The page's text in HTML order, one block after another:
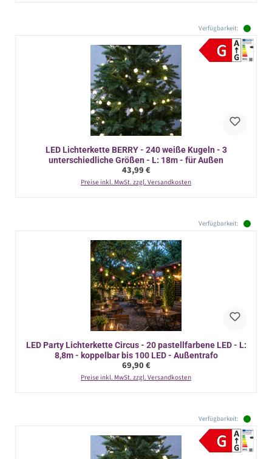
Verfügbarkeit:
LED Lichterkette BERRY - 240 weiße Kugeln - 3
unterschiedliche Größen - L: 18m - für Außen
Regulärer Preis:
43,99 €
Preise inkl. MwSt. zzgl. Versandkosten
Verfügbarkeit:
LED Party Lichterkette Circus - 20 pastellfarbene LED - L:
8,8m - koppelbar bis 100 LED - Außentrafo
Regulärer Preis:
69,90 €
Preise inkl. MwSt. zzgl. Versandkosten
Verfügbarkeit: